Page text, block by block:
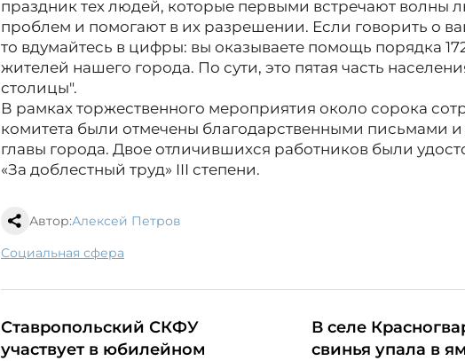
праздник тех людей, которые первыми встречают волны
проблем и помогают в их разрешении. Если говорить о
то вдумайтесь в цифры: вы оказываете помощь порядка
жителей нашего города. По сути, это пятая часть
столицы".
В рамках торжественного мероприятия около сорока
комитета были отмечены благодарственными письмами
главы города. Двое отличившихся работников были
«За доблестный труд» III степени.
Автор:Алексей Петров
социальная сфера
Ставропольский СКФУ
участвует в юбилейном
В селе
свинья упала в